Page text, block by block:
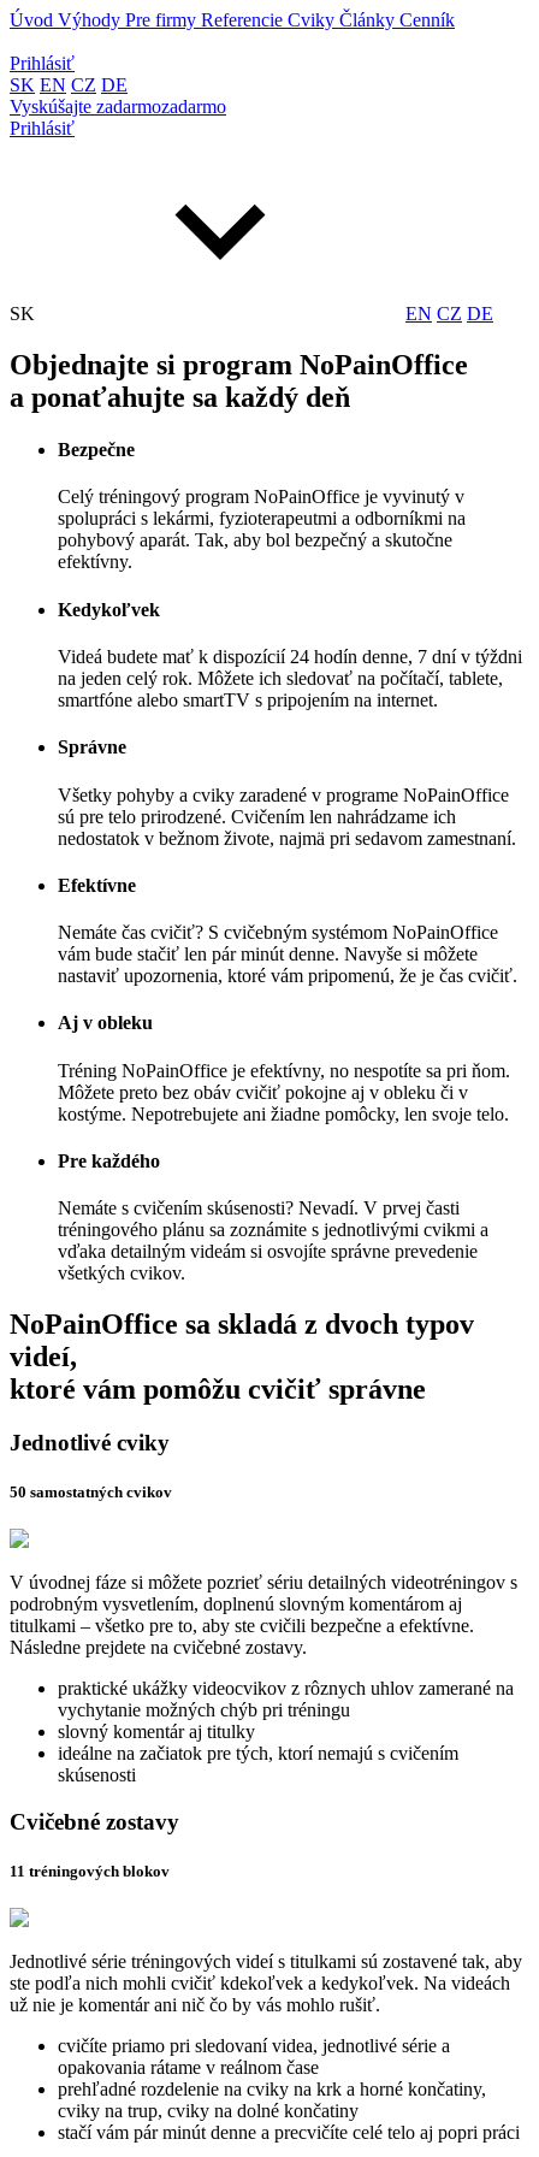
Úvod Výhody Pre firmy Referencie Cviky Články Cenník
Prihlásiť
SK EN CZ DE
Vyskúšajte zadarmozadarmo
Prihlásiť
SK EN CZ DE
Objednajte si program NoPainOffice
a ponaťahujte sa každý deň
Bezpečne
Celý tréningový program NoPainOffice je vyvinutý v
spolupráci s lekármi, fyzioterapeutmi a odborníkmi na
pohybový aparát. Tak, aby bol bezpečný a skutočne
efektívny.
Kedykoľvek
Videá budete mať k dispozícií 24 hodín denne, 7 dní v týždni
na jeden celý rok. Môžete ich sledovať na počítačí, tablete,
smartfóne alebo smartTV s pripojením na internet.
Správne
Všetky pohyby a cviky zaradené v programe NoPainOffice
sú pre telo prirodzené. Cvičením len nahrádzame ich
nedostatok v bežnom živote, najmä pri sedavom zamestnaní.
Efektívne
Nemáte čas cvičiť? S cvičebným systémom NoPainOffice
vám bude stačiť len pár minút denne. Navyše si môžete
nastaviť upozornenia, ktoré vám pripomenú, že je čas cvičiť.
Aj v obleku
Tréning NoPainOffice je efektívny, no nespotíte sa pri ňom.
Môžete preto bez obáv cvičiť pokojne aj v obleku či v
kostýme. Nepotrebujete ani žiadne pomôcky, len svoje telo.
Pre každého
Nemáte s cvičením skúsenosti? Nevadí. V prvej časti
tréningového plánu sa zoznámite s jednotlivými cvikmi a
vďaka detailným videám si osvojíte správne prevedenie
všetkých cvikov.
NoPainOffice sa skladá z dvoch typov
videí,
ktoré vám pomôžu cvičiť správne
Jednotlivé cviky
50 samostatných cvikov
V úvodnej fáze si môžete pozrieť sériu detailných videotréningov s
podrobným vysvetlením, doplnenú slovným komentárom aj
titulkami – všetko pre to, aby ste cvičili bezpečne a efektívne.
Následne prejdete na cvičebné zostavy.
praktické ukážky videocvikov z rôznych uhlov zamerané na
vychytanie možných chýb pri tréningu
slovný komentár aj titulky
ideálne na začiatok pre tých, ktorí nemajú s cvičením
skúsenosti
Cvičebné zostavy
11 tréningových blokov
Jednotlivé série tréningových videí s titulkami sú zostavené tak, aby
ste podľa nich mohli cvičiť kdekoľvek a kedykoľvek. Na videách
už nie je komentár ani nič čo by vás mohlo rušiť.
cvičíte priamo pri sledovaní videa, jednotlivé série a
opakovania rátame v reálnom čase
prehľadné rozdelenie na cviky na krk a horné končatiny,
cviky na trup, cviky na dolné končatiny
stačí vám pár minút denne a precvičíte celé telo aj popri práci